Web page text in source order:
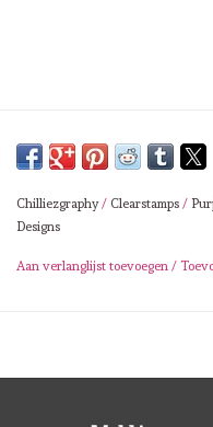
Siliconen mal
Chilliezgraphy/ Clearstamps /
Designs
Aan verlanglijst toevoegen /